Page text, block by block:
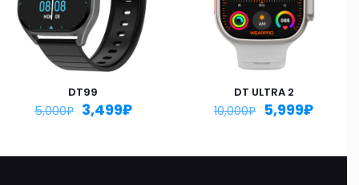
DT99
5,000₽ 3,499₽
DT ULTRA 2
10,000₽ 5,999₽